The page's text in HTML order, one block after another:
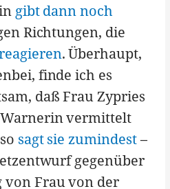
gibt dann noch
Richtungen, die
. Überhaupt,
finde ich es
daß Frau Zypries
vermittelt
sagt sie zumindest–
gegenüber
von Frau von der